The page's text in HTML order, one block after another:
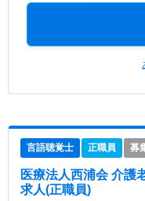
言語聴覚士 正職員 募
医療法人西浦会 介護
求人(正職員)